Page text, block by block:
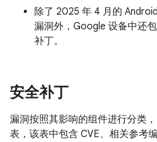
除了 2025 年 4 月的
漏洞外，Google 设备中还
补丁。
安全补丁
漏洞按照其影响的组件进行分类
表，该表中包含 CVE、相关参考编